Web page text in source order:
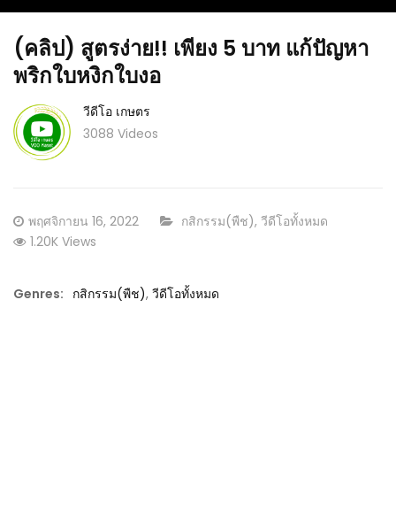
ครื่อง
(คลิป) สูตรง่าย!! เพียง 5 บาท แก้ปัญหา
พริกใบหงิกใบงอ
วีดีโอ เกษตร
3088 Videos
Posted
on
พฤศจิกายน 16, 2022 CATEGORY:
กสิกรรม(พืช), วีดีโอทั้งหมด
1.20K Views
Genres: กสิกรรม(พืช), วีดีโอทั้งหมด